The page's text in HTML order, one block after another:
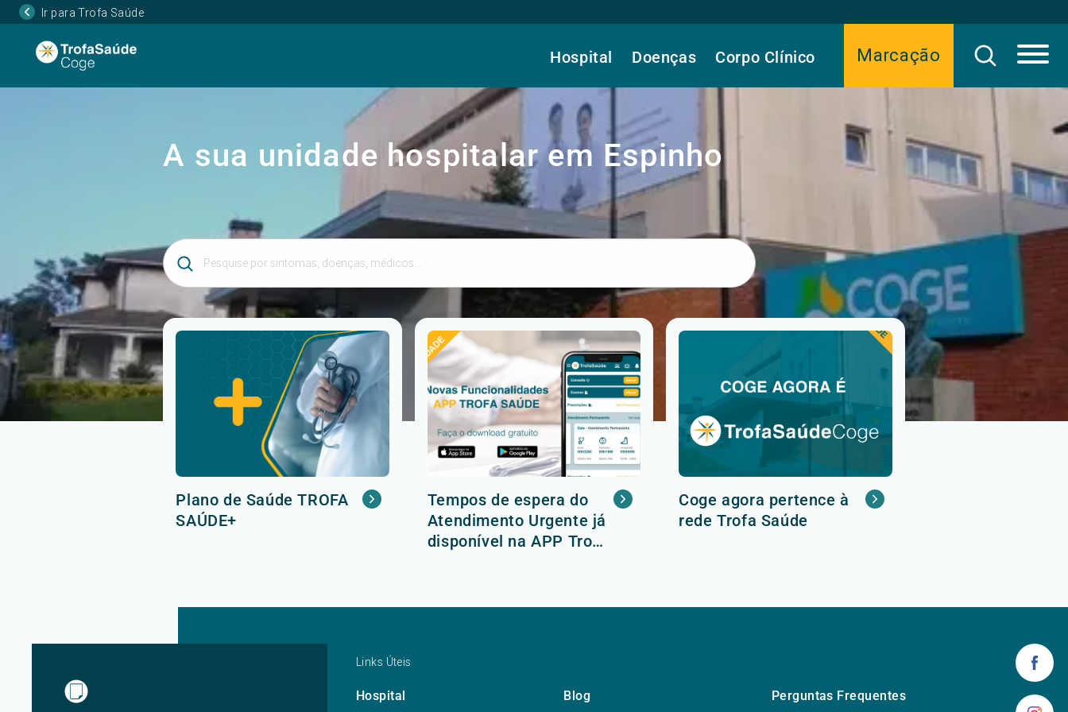
Ir para Trofa Saúde
Marcação
Hospital Doenças Corpo Clínico
A sua unidade hospitalar em Espinho
Introduza 3 ou mais caracteres
Plano de Saúde TROFA
SAÚDE+
Tempos de espera do
Atendimento Urgente já
disponível na APP Trofa
Coge agora pertence à
rede Trofa Saúde
Links Úteis
Hospital Blog Perguntas Frequentes